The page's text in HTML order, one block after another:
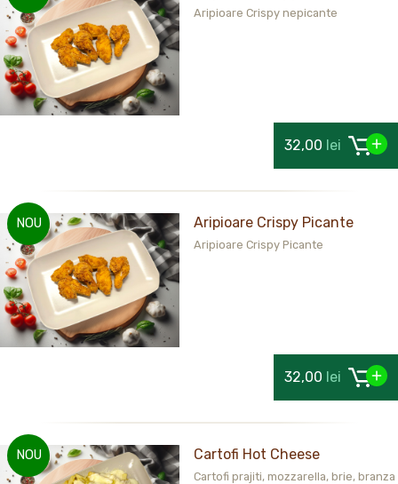
Aripioare Crispy nepicante
32,00 lei
NOU Aripioare Crispy Picante
Aripioare Crispy Picante
32,00 lei
NOU Cartofi Hot Cheese
Cartofi prajiti, mozzarella, brie, branza